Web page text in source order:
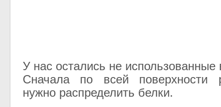
У нас остались не
Сначала по всей поверхности
нужно распределить белки.